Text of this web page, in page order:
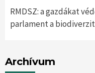
RMDSZ: a gazdákat
parlament a
Archívum